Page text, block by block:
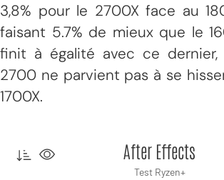
3,8% pour le 2700X face au
faisant 5.7% de mieux que le
finit à égalité avec ce
2700 ne parvient pas à se
1700X.